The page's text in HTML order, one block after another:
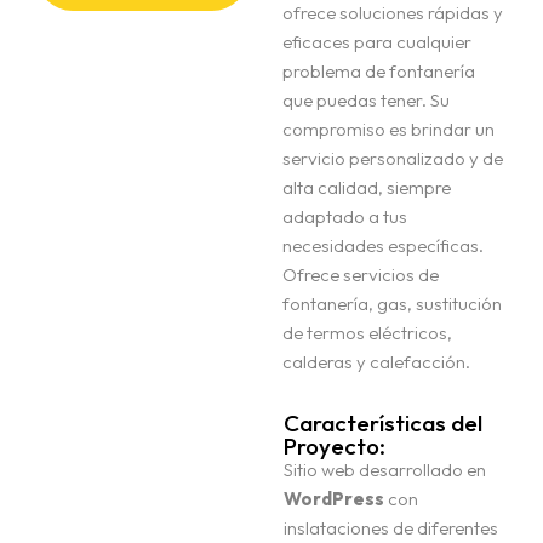
Sobre Nosotros
Kit Digital
Tecnología Web
E-COMMERCE
DESARROLLO WEB
Marketing Digital – Redes Sociales
GESTIÓN DE REDES SOCIALES
POSICIONAMIENTO SEO
ANALÍTICA Y MEDICIÓN
Google Business Profile
Diseño y creatividad
DISEÑO GRÁFICO
IMAGEN CORPORATIVA
PAPELERÍA E IMPRESIÓN
Soporte
Blog
ofrece soluciones rápidas y
eficaces para cualquier
problema de fontanería
que puedas tener. Su
compromiso es brindar un
servicio personalizado y de
alta calidad, siempre
adaptado a tus
necesidades específicas.
Ofrece servicios de
fontanería, gas, sustitución
de termos eléctricos,
calderas y calefacción.
Características del
Proyecto:
Sitio web desarrollado en
WordPress con
inslataciones de diferentes